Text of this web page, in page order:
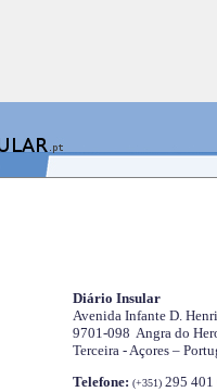
Diário Insular
Avenida Infante D.
9701-098 Angra do
Terceira - Açores –
Telefone: (+351)295 401